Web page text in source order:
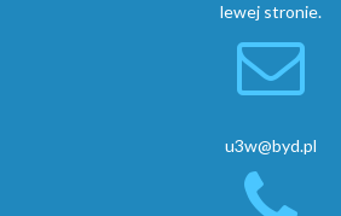
lewej stronie.
u3w@byd.pl